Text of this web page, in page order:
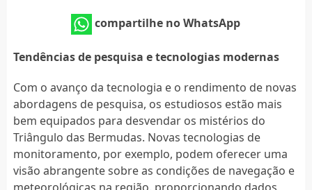
compartilhe no WhatsApp
Tendências de pesquisa e tecnologias modernas
Com o avanço da tecnologia e o rendimento de novas
abordagens de pesquisa, os estudiosos estão mais
bem equipados para desvendar os mistérios do
Triângulo das Bermudas. Novas tecnologias de
monitoramento, por exemplo, podem oferecer uma
visão abrangente sobre as condições de navegação e
meteorológicas na região, proporcionando dados